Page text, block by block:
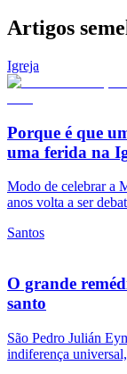
Artigos
Igreja
Porque é que
uma ferida na
Modo de celebrar a
anos volta a ser
Santos
O grande
santo
São Pedro Julián
indiferença